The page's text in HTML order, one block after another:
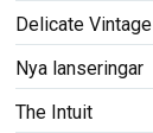
Delicate Vintage
Nya lanseringar
The Intuit